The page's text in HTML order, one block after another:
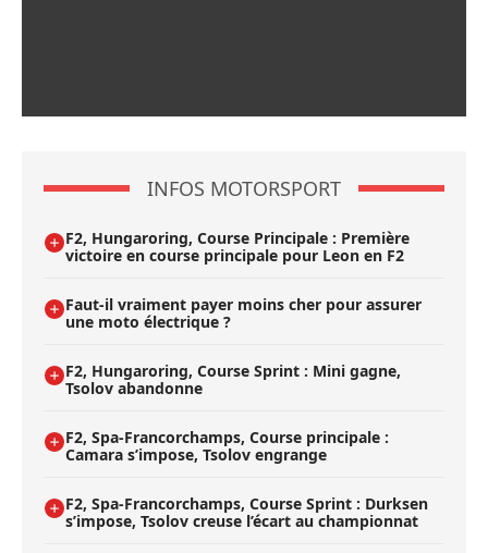
INFOS MOTORSPORT
F2, Hungaroring, Course Principale : Première
victoire en course principale pour Leon en F2
Faut-il vraiment payer moins cher pour assurer
une moto électrique ?
F2, Hungaroring, Course Sprint : Mini gagne,
Tsolov abandonne
F2, Spa-Francorchamps, Course principale :
Camara s’impose, Tsolov engrange
F2, Spa-Francorchamps, Course Sprint : Durksen
s’impose, Tsolov creuse l’écart au championnat